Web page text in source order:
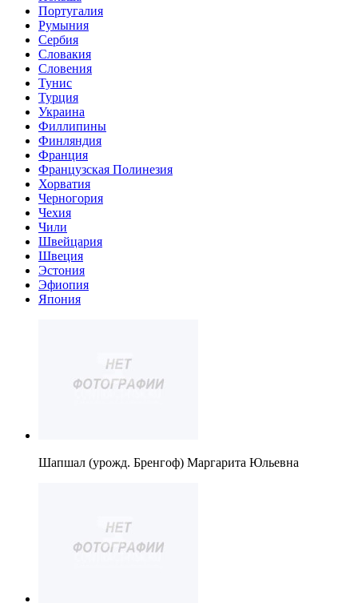
Португалия
Румыния
Сербия
Словакия
Словения
Тунис
Турция
Украина
Филлипины
Финляндия
Франция
Французская Полинезия
Хорватия
Черногория
Чехия
Чили
Швейцария
Швеция
Эстония
Эфиопия
Япония
Шапшал (урожд. Бренгоф) Маргарита Юльевна